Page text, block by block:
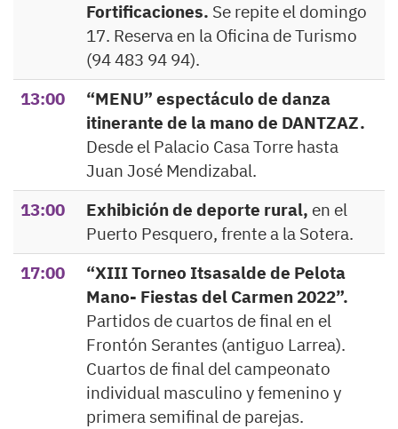
Fortificaciones. Se repite el domingo
17. Reserva en la Oficina de Turismo
(94 483 94 94).
13:00
“MENU” espectáculo de danza
itinerante de la mano de DANTZAZ.
Desde el Palacio Casa Torre hasta
Juan José Mendizabal.
13:00
Exhibición de deporte rural, en el
Puerto Pesquero, frente a la Sotera.
17:00
“XIII Torneo Itsasalde de Pelota
Mano- Fiestas del Carmen 2022”.
Partidos de cuartos de final en el
Frontón Serantes (antiguo Larrea).
Cuartos de final del campeonato
individual masculino y femenino y
primera semifinal de parejas.